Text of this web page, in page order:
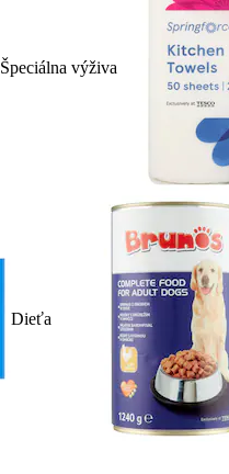
Špeciálna výživa
Dieťa